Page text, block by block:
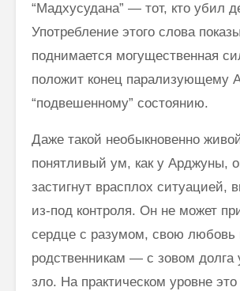
“Мадхусудана” — тот, кто убил
Употребление этого слова
поднимается могущественная
положит конец парализующему
“подвешенному” состоянию.
Даже такой необыкновенно
понятливый ум, как у Арджуны,
застигнут врасплох ситуацией,
из-под контроля. Он не может
сердце с разумом, свою любовь
родственникам — с зовом долга
зло. На практическом уровне